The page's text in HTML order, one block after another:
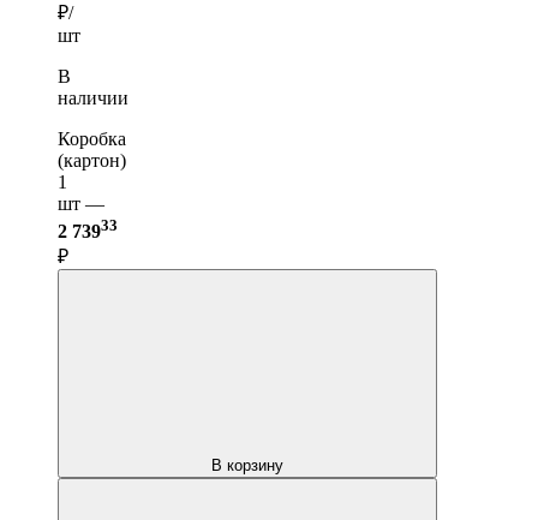
₽/
шт
В
наличии
Коробка
(картон)
1
шт —
2 73933
₽
В корзину